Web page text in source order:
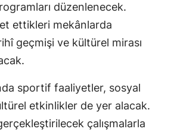
düzenlenecek.
ettikleri mekânlarda
geçmişi ve kültürel mirası
sportif faaliyetler, sosyal
etkinlikler de yer alacak.
çalışmalarla